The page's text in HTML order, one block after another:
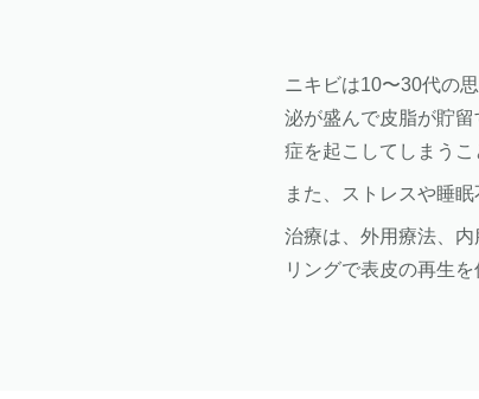
ニキビは10〜30代の
泌が盛んで皮脂が貯
症を起こしてしまうこ
また、ストレスや睡
治療は、外用療法、
リングで表皮の再生